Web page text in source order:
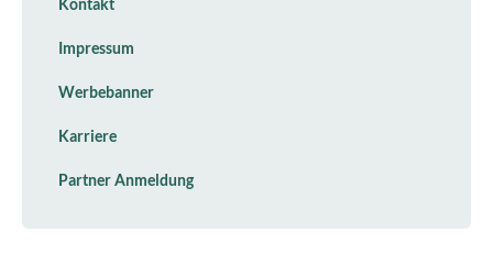
Kontakt
Impressum
Werbebanner
Karriere
Partner Anmeldung